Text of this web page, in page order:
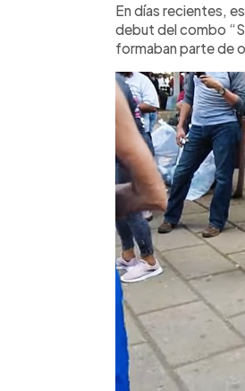
En días recientes,
debut del combo
formaban parte de